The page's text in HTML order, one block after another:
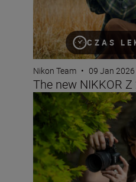
CZAS
Nikon Team • 09 Jan 2026
The new NIKKOR
The new NIKKOR Z DX